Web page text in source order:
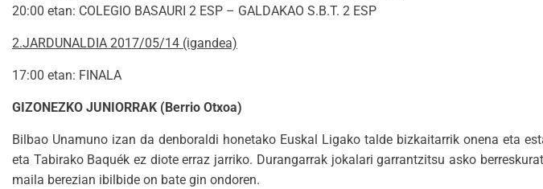
20:00 etan: COLEGIO BASAURI 2 ESP – GALDAKAO S.B.T. 2 ESP
2.JARDUNALDIA 2017/05/14 (igandea)
17:00 etan: FINALA
GIZONEZKO JUNIORRAK (Berrio Otxoa)
Bilbao Unamuno izan da denboraldi honetako Euskal Ligako talde bizkaitarrik onena eta
eta Tabirako Baquék ez diote erraz jarriko. Durangarrak jokalari garrantzitsu asko
maila berezian ibilbide on bate gin ondoren.